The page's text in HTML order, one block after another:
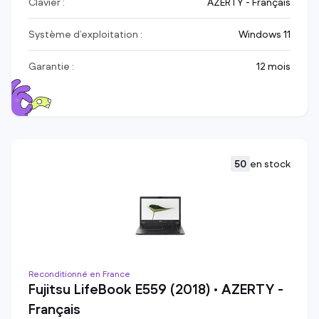
Système d’exploitation : Windows 11
Garantie : 12 mois
50 en stock
Reconditionné en France
Fujitsu LifeBook E559 (2018) • AZERTY -
Français